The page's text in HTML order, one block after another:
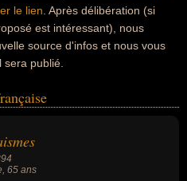
le lien . Après délibération (si
est intéressant), nous
source d'infos et nous vous
publié.
, 65 ans